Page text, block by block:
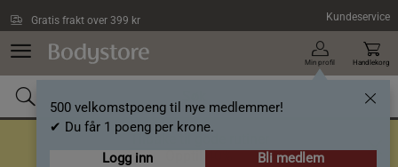
Gratis frakt over 399 kr Kundeservice
Min profil
500 velkomstpoeng til nye medlemmer!
✔ Du får 1 poeng per krone.
Logg inn
Bli medlem
Handlekorg
Tilbake til gode rutiner
Opptil 40%